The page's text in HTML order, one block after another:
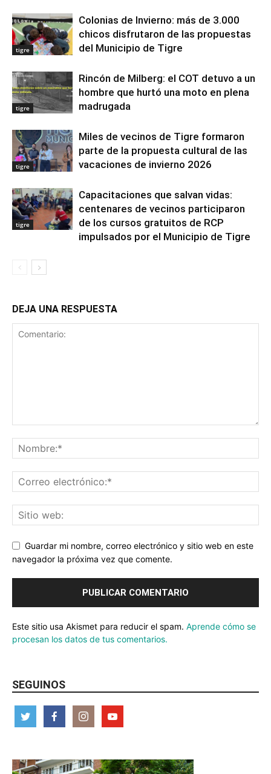
tigre
Colonias de Invierno: más de 3.000
chicos disfrutaron de las propuestas
del Municipio de Tigre
tigre
Rincón de Milberg: el COT detuvo a un
hombre que hurtó una moto en plena
madrugada
tigre
Miles de vecinos de Tigre formaron
parte de la propuesta cultural de las
vacaciones de invierno 2026
tigre
Capacitaciones que salvan vidas:
centenares de vecinos participaron
de los cursos gratuitos de RCP
impulsados por el Municipio de Tigre
DEJA UNA RESPUESTA
Guardar mi nombre, correo electrónico y sitio web en este
navegador la próxima vez que comente.
Este sitio usa Akismet para reducir el spam. Aprende cómo se
procesan los datos de tus comentarios.
SEGUINOS